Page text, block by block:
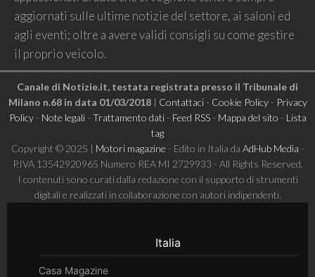
aggiornati sulle ultime notizie del settore, ai saloni ed
agli eventi; oltre a avere validi consigli su come gestire
il proprio veicolo.
Canale di Notizie.it, testata registrata presso il Tribunale di
Milano n.68 in data 01/03/2018| Contattaci- Cookie Policy- Privacy
Policy- Note legali- Trattamento dati- Feed RSS- Mappa del sito - Lista
tag
Copyright © 2025 | Motori magazine - Edito in Italia da AdHub Media -
P.IVA 13542920965 Numero REA MI 2729933 - All Rights Reserved.
I contenuti sono curati dalla redazione con il supporto di strumenti
digitali e realizzati in collaborazione con autori indipendenti.
Italia
Casa Magazine